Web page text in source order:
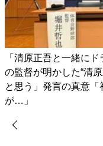
「清原正吾と一緒に
の監督が明かした“清
と思う」発言の真意
が…」